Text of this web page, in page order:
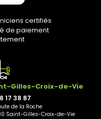
certifiés
de paiement
Gilles-Croix-de-Vie
17 38 87
de la Roche
Saint-Gilles-Croix-de-Vie